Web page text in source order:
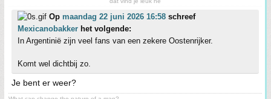
Op maandag 22 juni 2026 16:58 schreef
Mexicanobakker het volgende:
In Argentinië zijn veel fans van een zekere Oostenrijker.
Komt wel dichtbij zo.
Je bent er weer?